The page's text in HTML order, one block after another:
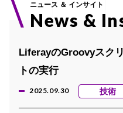
ニュース ＆ インサイト
News &
LiferayのGroovyスク
トの実行
2025.09.30 技術